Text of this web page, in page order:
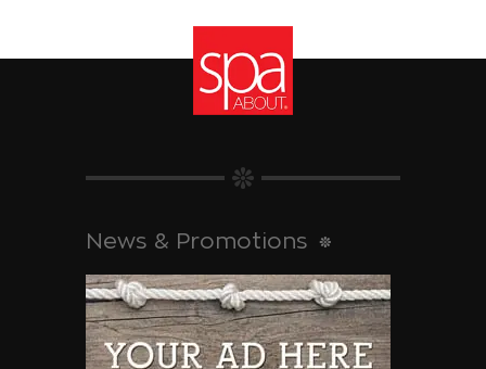
News & Promotions